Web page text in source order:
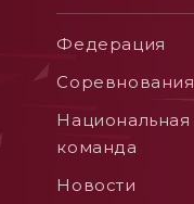
Федерация
Соревнования
Национальная
команда
Новости